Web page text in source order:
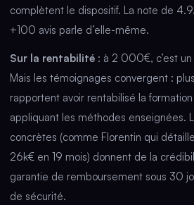
complètent le dispositif. La note de
+100 avis parle d’elle-même.
Sur la rentabilité : à 2 000€, c’est
Mais les témoignages convergent :
rapportent avoir rentabilisé la
appliquant les méthodes enseignées.
concrètes (comme Florentin qui
26k€ en 19 mois) donnent de la
garantie de remboursement sous 30
de sécurité.